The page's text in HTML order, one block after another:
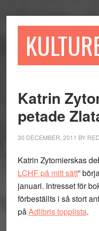
till
till
sidofältet
till
Katrin
petade
30 DECEMBER, 2011 BY
Katrin Zytomierskas
LCHF på mitt sätt”
januari. Intresset för
förbeställts i så stort
påAdlibris topplista.